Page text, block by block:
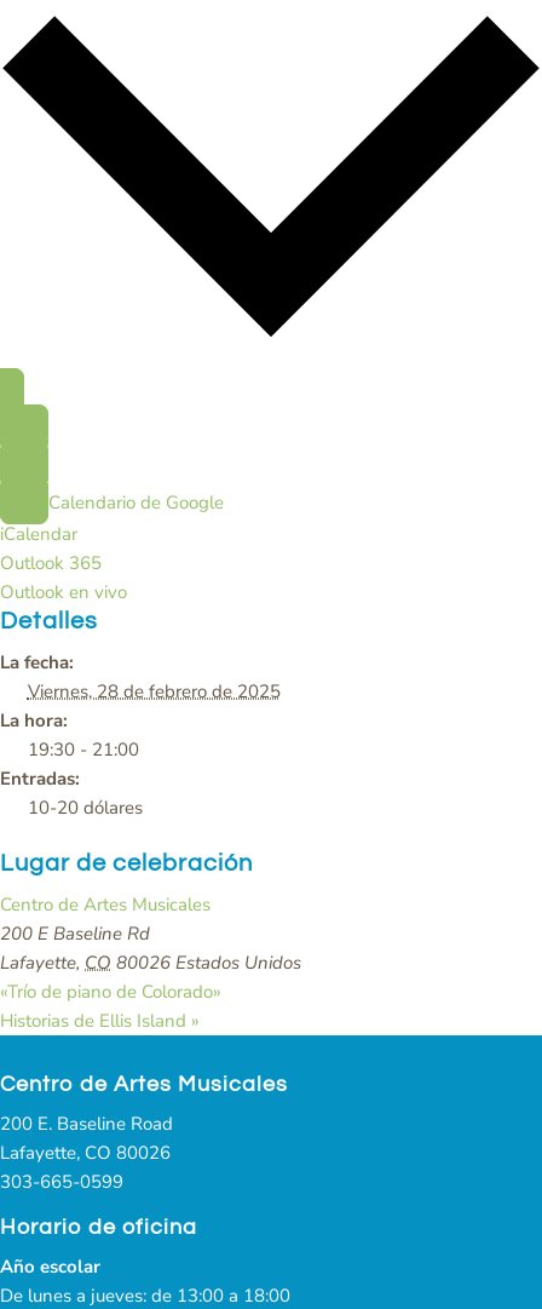
Calendario de Google
iCalendar
Outlook 365
Outlook en vivo
Detalles
La fecha:
Viernes, 28 de febrero de 2025
La hora:
19:30 - 21:00
Entradas:
10-20 dólares
Lugar de celebración
Centro de Artes Musicales
200 E Baseline Rd
Lafayette, CO 80026 Estados Unidos
«Trío de piano de Colorado»
Historias de Ellis Island »
Centro de Artes Musicales
200 E. Baseline Road
Lafayette, CO 80026
303-665-0599
Horario de oficina
Año escolar
De lunes a jueves: de 13:00 a 18:00